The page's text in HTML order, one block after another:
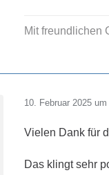
Mit freundlichen
10. Februar 2025
Vielen Dank für
Das klingt sehr